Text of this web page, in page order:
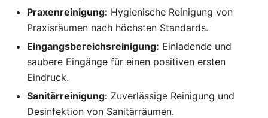
Praxenreinigung: Hygienische Reinigung von
Praxisräumen nach höchsten Standards.
Eingangsbereichsreinigung: Einladende und
saubere Eingänge für einen positiven ersten
Eindruck.
Sanitärreinigung: Zuverlässige Reinigung und
Desinfektion von Sanitärräumen.